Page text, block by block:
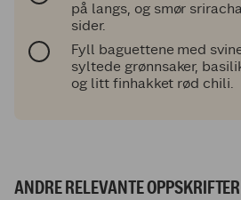
på langs, og smør
sider.
Fyll baguettene med
syltede grønnsaker,
og litt finhakket rød chili.
ANDRE RELEVANTE OPPSKRIFTER